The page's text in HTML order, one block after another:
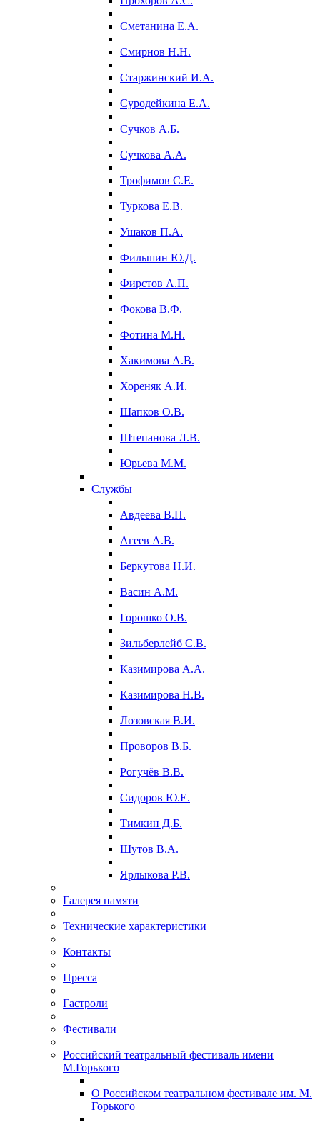
Сметанина Е.А.
Смирнов Н.Н.
Старжинский И.А.
Суродейкина Е.А.
Сучков А.Б.
Сучкова А.А.
Трофимов С.Е.
Туркова Е.В.
Ушаков П.А.
Фильшин Ю.Д.
Фирстов А.П.
Фокова В.Ф.
Фотина М.Н.
Хакимова А.В.
Хореняк А.И.
Шапков О.В.
Штепанова Л.В.
Юрьева М.М.
Службы
Авдеева В.П.
Агеев А.В.
Беркутова Н.И.
Васин А.М.
Горошко О.В.
Зильберлейб С.В.
Казимирова А.А.
Казимирова Н.В.
Лозовская В.И.
Проворов В.Б.
Рогучёв В.В.
Сидоров Ю.Е.
Тимкин Д.Б.
Шутов В.А.
Ярлыкова Р.В.
Галерея памяти
Технические характеристики
Контакты
Пресса
Гастроли
Фестивали
Российский театральный фестиваль имени
М.Горького
О Российском театральном фестивале им. М.
Горького